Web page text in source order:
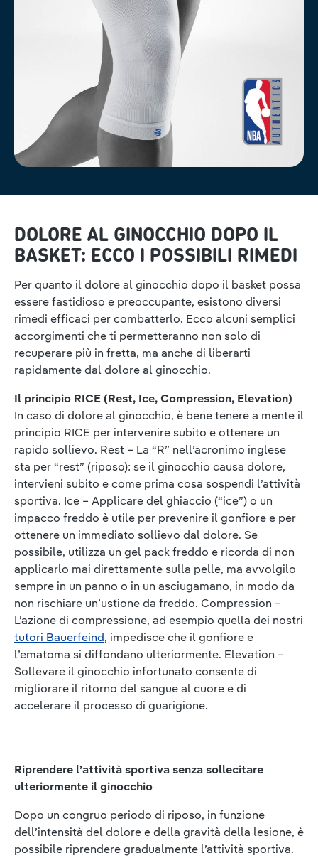
DOLORE AL GINOCCHIO DOPO IL
BASKET: ECCO I POSSIBILI RIMEDI
Per quanto il dolore al ginocchio dopo il basket possa
essere fastidioso e preoccupante, esistono diversi
rimedi efficaci per combatterlo. Ecco alcuni semplici
accorgimenti che ti permetteranno non solo di
recuperare più in fretta, ma anche di liberarti
rapidamente dal dolore al ginocchio.
Il principio RICE (Rest, Ice, Compression, Elevation)
In caso di dolore al ginocchio, è bene tenere a mente il
principio RICE per intervenire subito e ottenere un
rapido sollievo. Rest – La “R” nell’acronimo inglese
sta per “rest” (riposo): se il ginocchio causa dolore,
intervieni subito e come prima cosa sospendi l’attività
sportiva. Ice – Applicare del ghiaccio (“ice”) o un
impacco freddo è utile per prevenire il gonfiore e per
ottenere un immediato sollievo dal dolore. Se
possibile, utilizza un gel pack freddo e ricorda di non
applicarlo mai direttamente sulla pelle, ma avvolgilo
sempre in un panno o in un asciugamano, in modo da
non rischiare un’ustione da freddo. Compression –
L’azione di compressione, ad esempio quella dei nostri
tutori Bauerfeind, impedisce che il gonfiore e
l’ematoma si diffondano ulteriormente. Elevation –
Sollevare il ginocchio infortunato consente di
migliorare il ritorno del sangue al cuore e di
accelerare il processo di guarigione.
Riprendere l’attività sportiva senza sollecitare
ulteriormente il ginocchio
Dopo un congruo periodo di riposo, in funzione
dell’intensità del dolore e della gravità della lesione, è
possibile riprendere gradualmente l’attività sportiva.